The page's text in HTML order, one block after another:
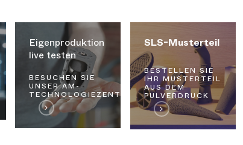
Eigenproduktion
live testen
BESUCHEN SIE
UNSER AM-
TECHNOLOGIEZENTRUM
sich
einen
Termin
unserem
3D-
SLS-Musterteil
BESTELLEN SIE
IHR MUSTERTEIL
AUS DEM
PULVERDRUCK
Ihr
Musterteil
aus
dem
Pulverdruck